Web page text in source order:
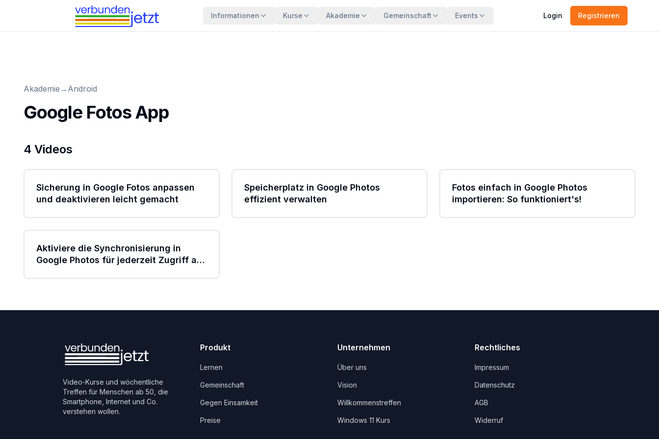
Informationen Kurse Akademie Gemeinschaft Events Login Registrieren
Akademie → Android
Google Fotos App
4 Videos
Sicherung in Google Fotos anpassen
und deaktivieren leicht gemacht
Speicherplatz in Google Photos
effizient verwalten
Fotos einfach in Google Photos
importieren: So funktioniert's!
3:59
Aktiviere die Synchronisierung in
Google Photos für jederzeit Zugriff auf
Video-Kurse und wöchentliche
Treffen für Menschen ab 50, die
Smartphone, Internet und Co.
verstehen wollen.
Produkt
Lernen
Gemeinschaft
Gegen Einsamkeit
Preise
Unternehmen
Über uns
Vision
Willkommenstreffen
Windows 11 Kurs
Rechtliches
Impressum
Datenschutz
AGB
Widerruf